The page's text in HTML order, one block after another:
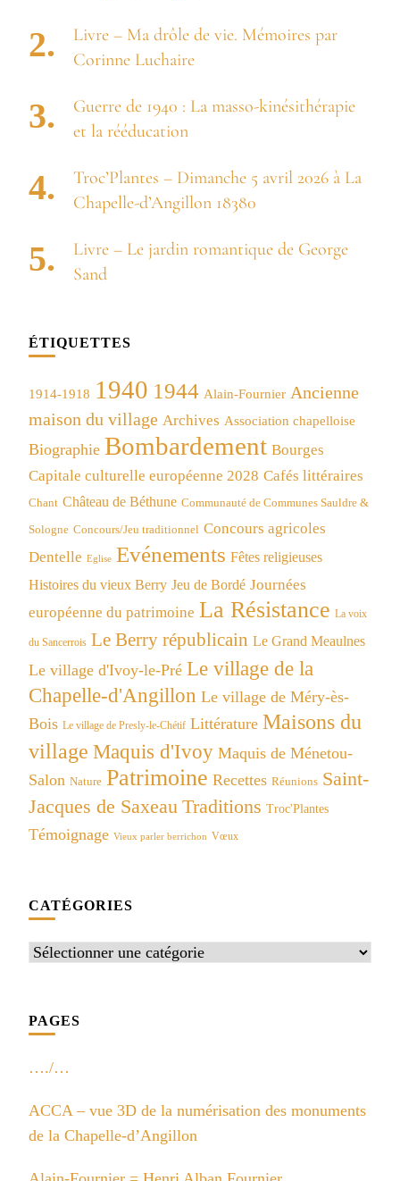
Livre – Ma drôle de vie. Mémoires par
Corinne Luchaire
Guerre de 1940 : La masso-kinésithérapie
et la rééducation
Troc’Plantes – Dimanche 5 avril 2026 à La
Chapelle-d’Angillon 18380
Livre – Le jardin romantique de George
Sand
ÉTIQUETTES
1914-1918 1940 1944 Alain-Fournier Ancienne
maison du village Archives Association chapelloise
Biographie Bombardement Bourges
Capitale culturelle européenne 2028 Cafés littéraires
Chant Château de Béthune Communauté de Communes Sauldre &
Sologne Concours/Jeu traditionnel Concours agricoles
Dentelle Eglise Evénements Fêtes religieuses
Histoires du vieux Berry Jeu de Bordé Journées
européenne du patrimoine La Résistance La voix
du Sancerrois Le Berry républicain Le Grand Meaulnes
Le village d'Ivoy-le-Pré Le village de la
Chapelle-d'Angillon Le village de Méry-ès-
Bois Le village de Presly-le-Chétif Littérature Maisons du
village Maquis d'Ivoy Maquis de Ménetou-
Salon Nature Patrimoine Recettes Réunions Saint-
Jacques de Saxeau Traditions Troc'Plantes
Témoignage Vieux parler berrichon Vœux
CATÉGORIES
Catégories
PAGES
…./…
ACCA – vue 3D de la numérisation des monuments
de la Chapelle-d’Angillon